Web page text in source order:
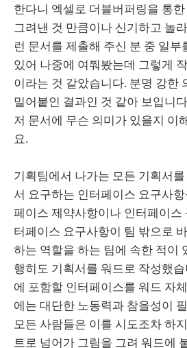
한다니 엑셀로 더블버퍼링을 통
그려낸 것 만큼이나 신기하고 놀
런 문서를 제출해 주신 분 중 일
있어 나중에 여쭤봤는데 그렇게
이라는 것 같았습니다. 분명 강한
밀어붙인 결과인 것 같아 보입니
저 문서에 무슨 의미가 있을지 이
요.
기획팀에서 나가는 모든 기획서
서 요구하는 인터페이스 요구사
페이스 제약사항이나 인터페이스
터페이스 요구사항이 팀 밖으로
하는 역할을 하는 팀에 속한 적이
행히도 기획서를 워드로 작성했
에 포함할 인터페이스를 워드 자
에는 대단한 노동력과 참을성이
모든 사람들은 이를 시도조차 하
트로 넘어가 그림을 그려 워드에